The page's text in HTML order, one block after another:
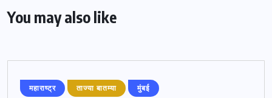
You may also like
महाराष्ट्र ताज्या बातम्या मुंबई